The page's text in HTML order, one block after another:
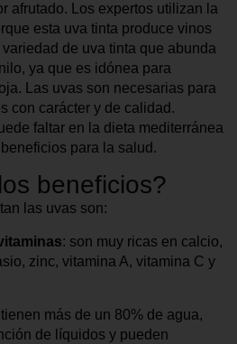
afrutado. Los expertos utilizan la
esta uva tinta produce vinos
de uva tinta que abunda
ya que es idónea para
Las uvas son necesarias para
con carácter y de calidad.
faltar en la dieta mediterránea
para la salud.
beneficios?
las uvas son:
: son muy ricas en calcio,
zinc, vitamina A, vitamina C y
más de un 80% de agua,
de líquidos y pueden